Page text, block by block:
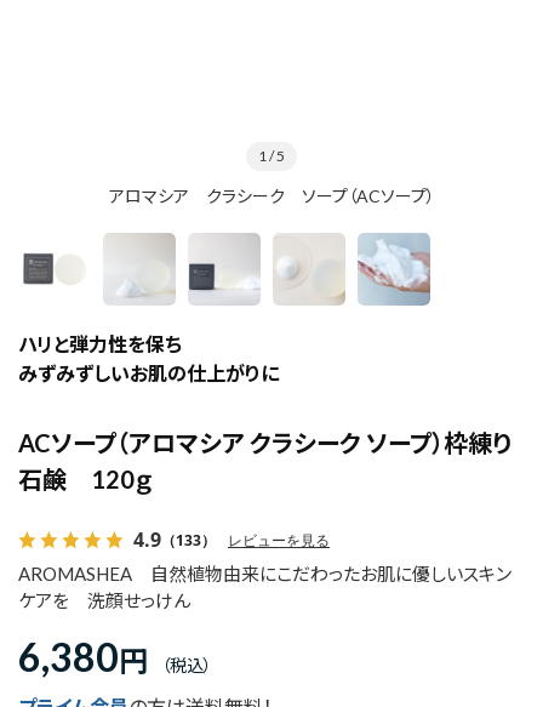
1/ 5
アロマシア クラシーク ソープ（ACソープ）
ハリと弾力性を保ち
みずみずしいお肌の仕上がりに
ACソープ（アロマシア クラシーク ソープ）枠練り
石鹸 120ｇ
4.9 （133） レビューを見る
AROMASHEA 自然植物由来にこだわったお肌に優しいスキン
ケアを 洗顔せっけん
6,380円